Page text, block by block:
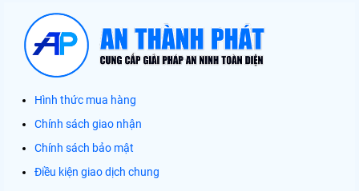
Hình thức mua hàng
Chính sách giao nhận
Chính sách bảo mật
Điều kiện giao dịch chung